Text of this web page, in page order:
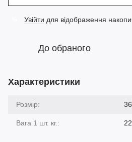
Увійти для відображення
До обраного
Характеристики
Розмір:
Вага 1 шт. кг.: 22